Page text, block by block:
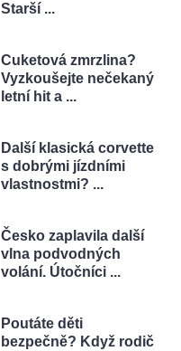
Starší ...
Cuketová zmrzlina?
Vyzkoušejte nečekaný
letní hit a ...
Další klasická corvette
s dobrými jízdními
vlastnostmi? ...
Česko zaplavila další
vlna podvodných
volání. Útočníci ...
Poutáte děti
bezpečně? Když rodič